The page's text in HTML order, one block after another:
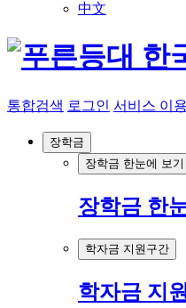
中文
통합검색 로그인 서비스 이
장학금
장학금 한눈에 보기
장학금 한
학자금 지원구간
학자금 지